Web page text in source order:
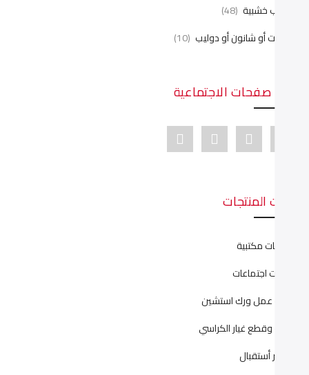
خشبية (48)
أو شانون أو دوليب (10)
صفحات الاجتماعية
Facebook link
Instagram link
Pinterest link
Youtube link
المنتجات
مكتبية
اجتماعات
عمل ورك استشين
وقطع غيار الكراسي
أستقبال